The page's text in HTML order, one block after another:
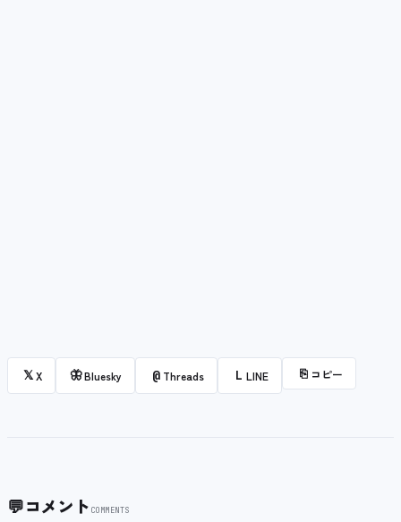
𝕏X 🦋Bluesky @ Threads L LINE ⎘ コピー
💬コメント COMMENTS